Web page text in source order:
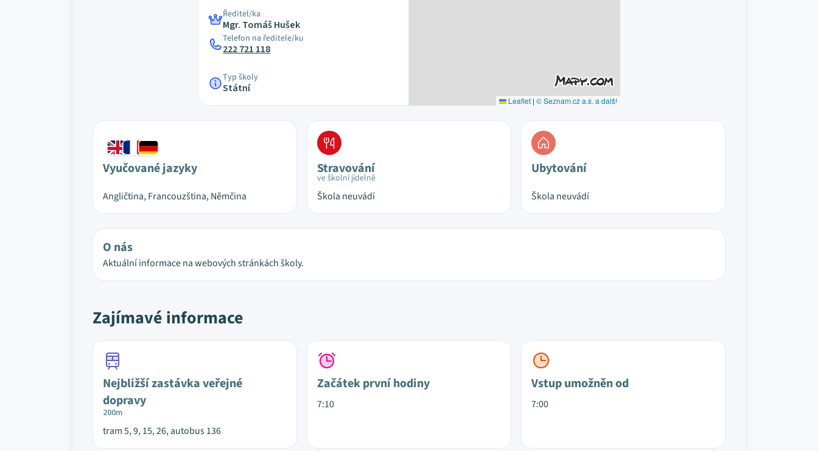
Ředitel/ka
Mgr. Tomáš Hušek
Telefon na ředitele/ku
222 721 118
Typ školy
Státní
Leaflet | © Seznam.cz a.s. a další
Vyučované jazyky
Angličtina, Francouzština, Němčina
Stravování
ve školní jídelně
Škola neuvádí
Ubytování
Škola neuvádí
O nás
Aktuální informace na webových stránkách školy.
Zajímavé informace
Nejbližší zastávka veřejné
dopravy
200m
tram 5, 9, 15, 26, autobus 136
Začátek první hodiny
7:10
Vstup umožněn od
7:00